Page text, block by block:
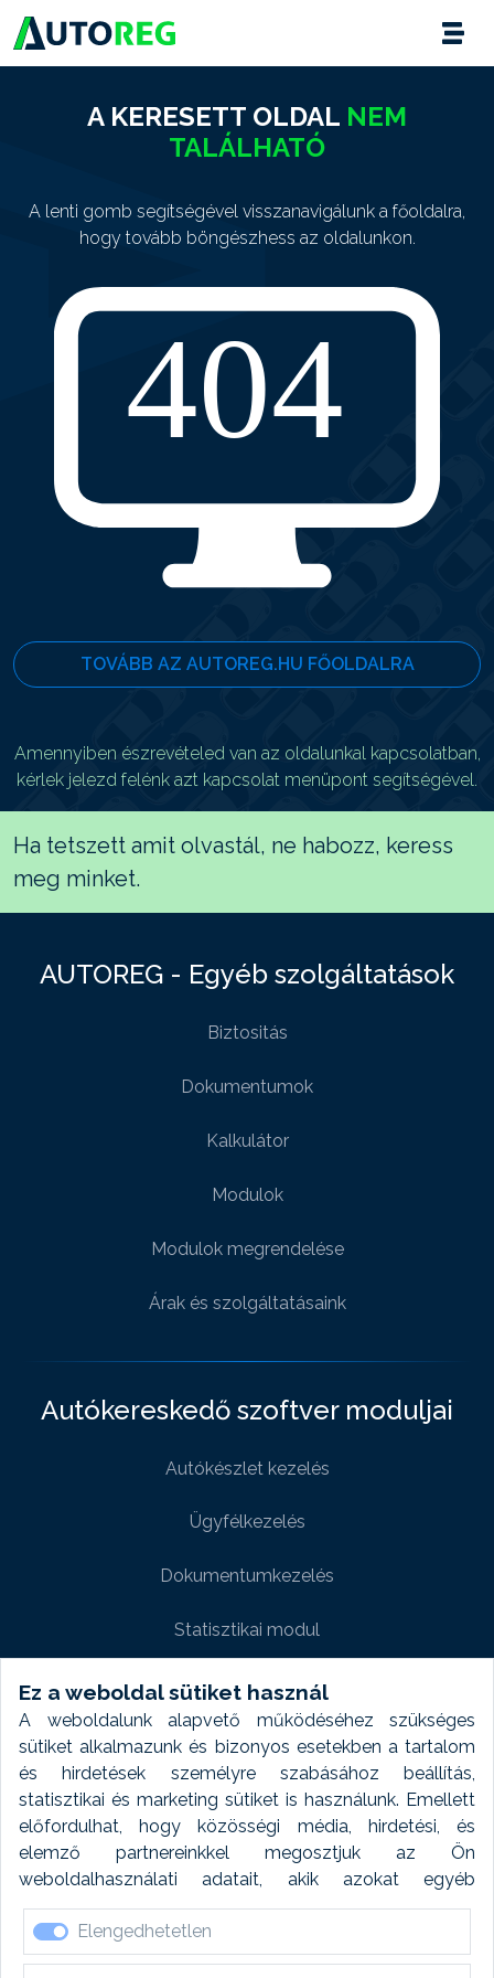
Ez a weboldal sütiket használ
A weboldalunk alapvető működéséhez szükséges
sütiket alkalmazunk és bizonyos esetekben a tartalom
és hirdetések személyre szabásához beállítás,
statisztikai és marketing sütiket is használunk. Emellett
előfordulhat, hogy közösségi média, hirdetési, és
elemző partnereinkkel megosztjuk az Ön
weboldalhasználati adatait, akik azokat egyéb
forrásokból gyűjtött adatokkal kombinálhatják. A sütik
elfogadásával kapcsolatosan naplózást végzünk és
ezen adatokat 6 hónap után automatikusan töröljük. A
Elengedhetetlen
A KERESETT OLDAL NEM
TALÁLHATÓ
A lenti gomb segítségével visszanavigálunk a főoldalra,
hogy tovább böngészhess az oldalunkon.
TOVÁBB AZ AUTOREG.HU FŐOLDALRA
Amennyiben észrevételed van az oldalunkal kapcsolatban,
kérlek jelezd felénk azt kapcsolat menüpont segítségével.
Ha tetszett amit olvastál, ne habozz, keress
meg minket.
AUTOREG - Egyéb szolgáltatások
Biztositás
Dokumentumok
Kalkulátor
Modulok
Modulok megrendelése
Árak és szolgáltatásaink
Autókereskedő szoftver moduljai
Autókészlet kezelés
Ügyfélkezelés
Dokumentumkezelés
Statisztikai modul
Weboldal modul
Fényképtár extra modul
Autómosó modul
Feladatütemezés